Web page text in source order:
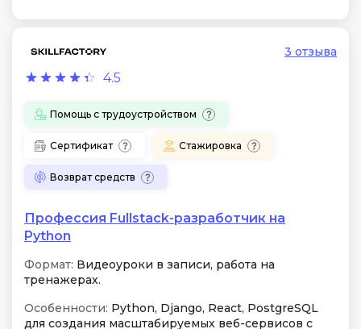
4.5
3 отзыва
Помощь с трудоустройством
Сертификат Стажировка
Возврат средств
Профессия Fullstack-разработчик на
Python
Формат: Видеоуроки в записи, работа на
тренажерах.
Особенности: Python, Django, React, PostgreSQL
для создания масштабируемых веб-сервисов с